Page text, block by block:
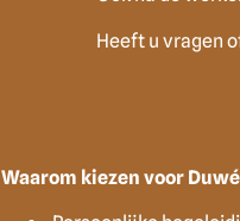
Heeft u vragen
Waarom kiezen voor